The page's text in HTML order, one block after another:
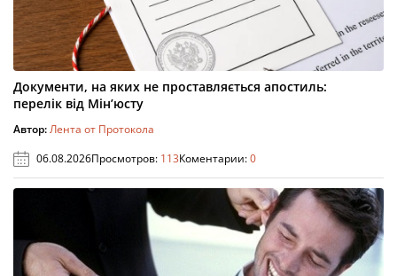
Документи, на яких не проставляється апостиль:
перелік від Мін’юсту
Автор:Лента от Протокола
06.08.2026Просмотров: 113Коментарии:0